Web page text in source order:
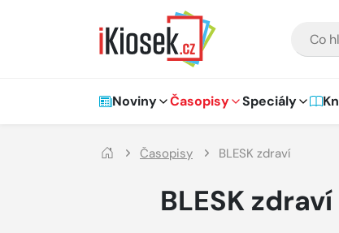
Hlavní navigace
Noviny Časopisy Speciály
Časopisy BLESK zdraví
BLESK zdraví